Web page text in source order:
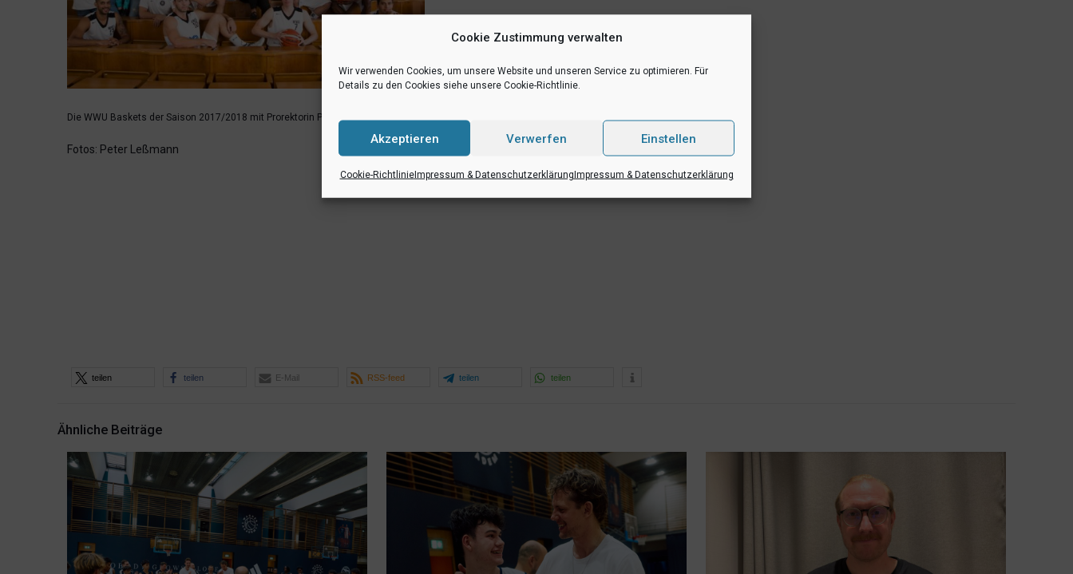
Cookie Zustimmung verwalten
Wir verwenden Cookies, um unsere Website und unseren Service zu optimieren. Für
Details zu den Cookies siehe unsere Cookie-Richtlinie.
Akzeptieren Verwerfen Einstellen
Cookie-RichtlinieImpressum & DatenschutzerklärungImpressum & Datenschutzerklärung
Die WWU Baskets der Saison 2017/2018 mit Prorektorin Prof. Dr. Maike Tietjens im S1 der Westfälischen Wilhelms-Universität
Fotos: Peter Leßmann
teilen teilen E-Mail RSS-feed teilen teilen
Ähnliche Beiträge